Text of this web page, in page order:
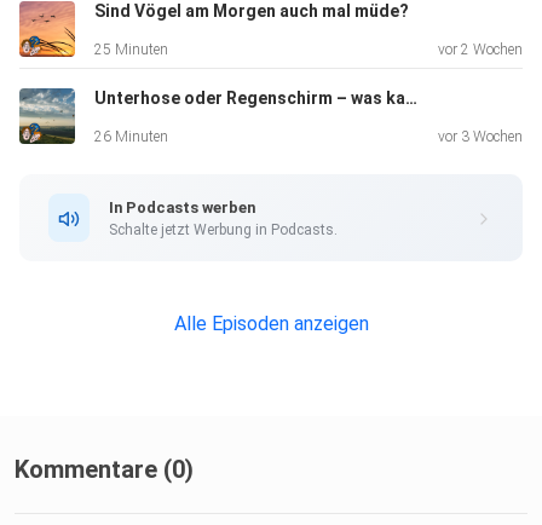
Sind Vögel am Morgen auch mal müde?
25 Minuten vor 2 Wochen
Unterhose oder Regenschirm – was kann man als Fallschirm benutzen?
26 Minuten vor 3 Wochen
In Podcasts werben
Schalte jetzt Werbung in Podcasts.
Alle Episoden anzeigen
Kommentare (0)